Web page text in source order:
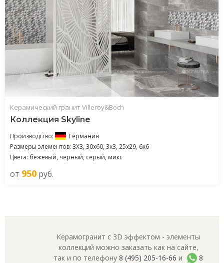
Керамический гранит Villeroy&Boch
Коллекция Skyline
Производство:
Германия
Размеры элементов: 3X3, 30x60, 3x3, 25x29, 6х6
Цвета: бежевый, черный, серый, микс
от 950 руб.
Керамогранит с 3D эффектом - элементы
коллекций можно заказать как на сайте,
так и по телефону 8 (495) 205-16-66 и
8